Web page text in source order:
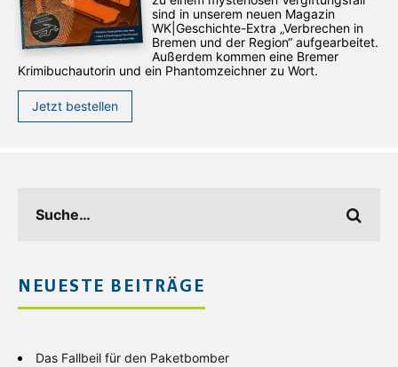
sind in unserem neuen Magazin
WK|Geschichte-Extra „Verbrechen in
Bremen und der Region“ aufgearbeitet.
Außerdem kommen eine Bremer
Krimibuchautorin und ein Phantomzeichner zu Wort.
Jetzt bestellen
NEUESTE BEITRÄGE
Das Fallbeil für den Paketbomber